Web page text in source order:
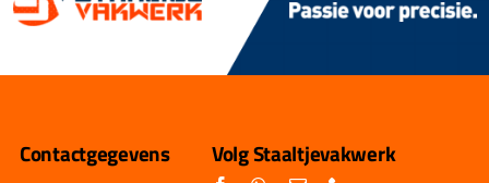
Contactgegevens Volg Staaltjevakwerk